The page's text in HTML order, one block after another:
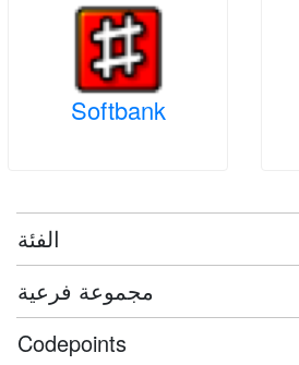
Softbank
الفئة
مجموعة فرعية
Codepoints